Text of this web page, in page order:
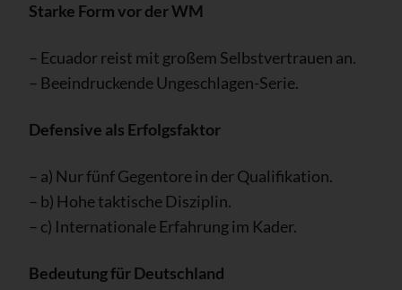
Starke Form vor der WM
– Ecuador reist mit großem Selbstvertrauen an.
– Beeindruckende Ungeschlagen-Serie.
Defensive als Erfolgsfaktor
– a) Nur fünf Gegentore in der Qualifikation.
– b) Hohe taktische Disziplin.
– c) Internationale Erfahrung im Kader.
Bedeutung für Deutschland